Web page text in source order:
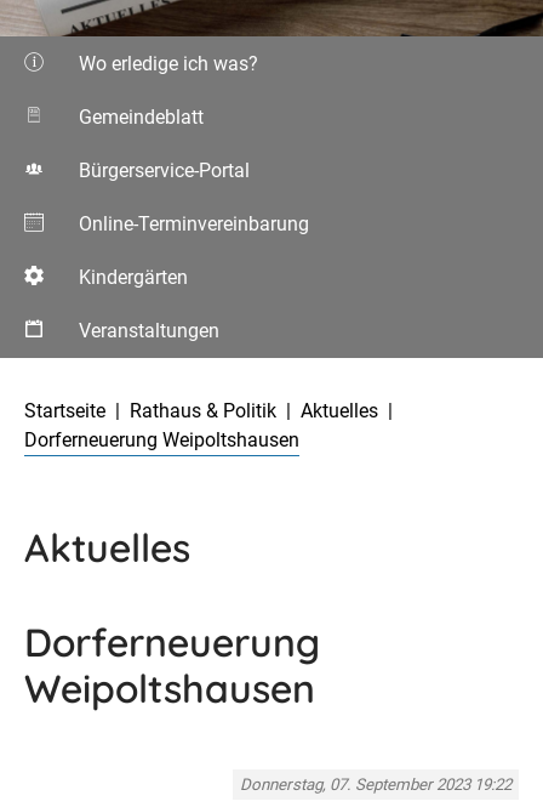
Wo erledige ich was?
Gemeindeblatt
Bürgerservice-Portal
Online-Terminvereinbarung
Kindergärten
Veranstaltungen
Startseite
Rathaus & Politik
Aktuelles
Dorferneuerung Weipoltshausen
Aktuelles
Dorferneuerung
Weipoltshausen
Donnerstag, 07. September 2023 19:22